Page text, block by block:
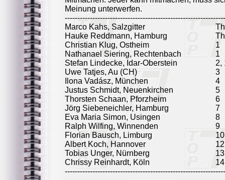
Meinung unterwerfen.
Marco Kahs, Salzgitter
Hauke Reddmann, Hamburg
Christian Klug, Ostheim
1
Nathanael Siering, Rechtenbach
1
Stefan Lindecke, Idar-Oberstein
2,
Uwe Tatjes, Au (CH)
3
Ilona Vadász, München
4
Justus Schmidt, Neuenkirchen
5
Thorsten Schaan, Pforzheim
6
Jörg Siebeneichler, Hamburg
7
Eva Maria Simon, Usingen
8
Ralph Wilfing, Winnenden
9
Florian Bausch, Limburg
10
Albert Koch, Hannover
12
Tobias Unger, Nürnberg
13
Chrissy Reinhardt, Köln
14